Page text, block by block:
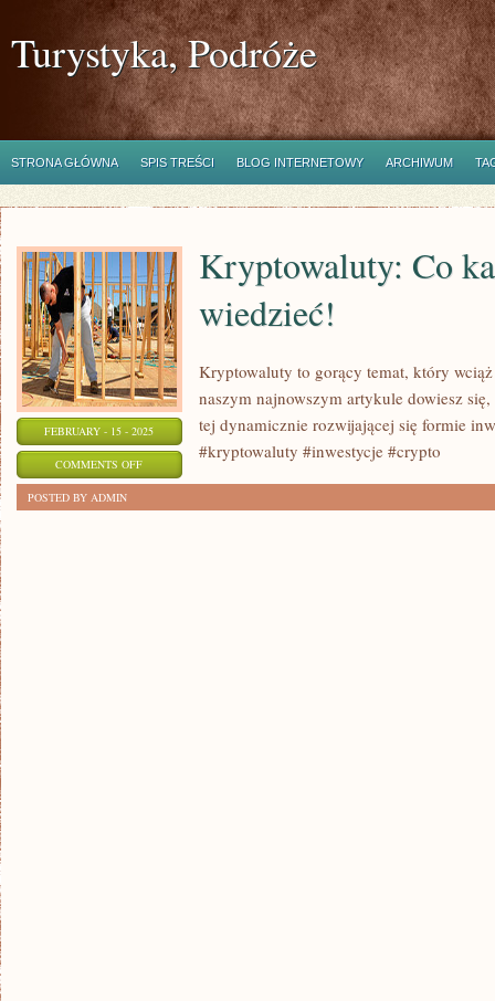
Turystyka, Podróże
STRONA GŁÓWNA SPIS TREŚCI BLOG INTERNETOWY ARCHIWUM
FEBRUARY - 15 - 2025
COMMENTS OFFON
Kryptowaluty: Co
wiedzieć!
Kryptowaluty to gorący temat, który
naszym najnowszym artykule dowiesz
tej dynamicznie rozwijającej się formie
#kryptowaluty #inwestycje #crypto
POSTED BY ADMIN